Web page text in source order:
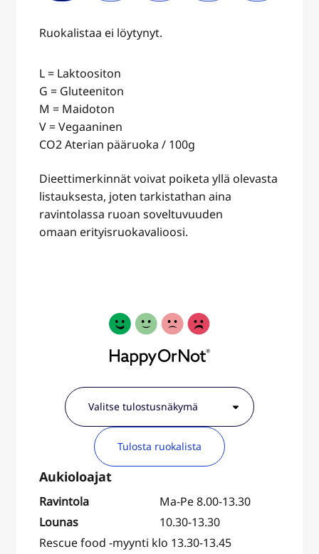
Ruokalistaa ei löytynyt.
L = Laktoositon
G = Gluteeniton
M = Maidoton
V = Vegaaninen
CO2 Aterian pääruoka / 100g
Dieettimerkinnät voivat poiketa yllä olevasta
listauksesta, joten tarkistathan aina
ravintolassa ruoan soveltuvuuden
omaan erityisruokavalioosi.
Tulosta ruokalista
Ravintola
Ma-Pe 8.00-13.30
Lounas
10.30-13.30
Rescue food -myynti klo 13.30-13.45